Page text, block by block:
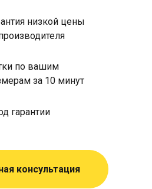
низкой цены
по вашим
за 10 минут
гарантии
консультация